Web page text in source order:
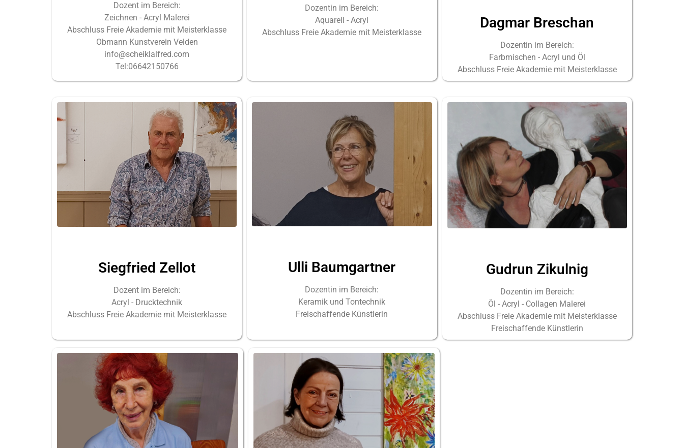
Dozent im Bereich:
Zeichnen - Acryl Malerei
Abschluss Freie Akademie mit Meisterklasse
Obmann Kunstverein Velden
info@scheiklalfred.com
Tel:06642150766
Dozentin im Bereich:
Aquarell - Acryl
Abschluss Freie Akademie mit Meisterklasse
Dagmar Breschan
Dozentin im Bereich:
Farbmischen - Acryl und Öl
Abschluss Freie Akademie mit Meisterklasse
Siegfried Zellot
Dozent im Bereich:
Acryl - Drucktechnik
Abschluss Freie Akademie mit Meisterklasse
Ulli Baumgartner
Dozentin im Bereich:
Keramik und Tontechnik
Freischaffende Künstlerin
Gudrun Zikulnig
Dozentin im Bereich:
Öl - Acryl - Collagen Malerei
Abschluss Freie Akademie mit Meisterklasse
Freischaffende Künstlerin